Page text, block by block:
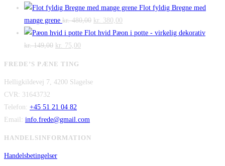
var:
er:
oprindelige
pris
var:
kr. 2.995,00.
aktuelle
pris
er:
Flot fyldig Bregne med
mange grene kr.480,00 Den
oprindelige
kr. 380,00
aktuelle
Flot hvid Pæon i potte - virkelig dekorativ
kr.149,00 Den
var:
kr. 75,00
er:
FREDE’S PÆNE TING
Helligkildevej 7, 4200 Slagelse
CVR: 31643732
Telefon: +45 51 21 04 82
Email: info.frede@gmail.com
HANDELSINFORMATION
Handelsbetingelser